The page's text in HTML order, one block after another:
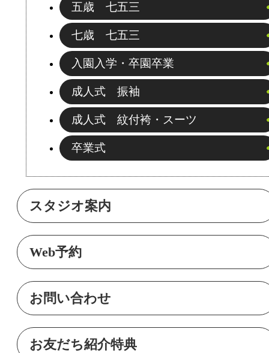
五歳 七五三
七歳 七五三
入園入学・卒園卒業
成人式 振袖
成人式 紋付袴・スーツ
卒業式
スタジオ案内
Web予約
お問い合わせ
お友だち紹介特典